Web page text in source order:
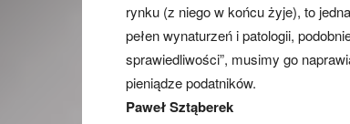
rynku (z niego w końcu żyje), to
pełen wynaturzeń i patologii,
sprawiedliwości”, musimy go
pieniądze podatników.
Paweł Sztąberek